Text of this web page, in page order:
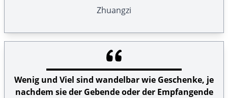
Zhuangzi
Wenig und Viel sind wandelbar wie Geschenke, je
nachdem sie der Gebende oder der Empfangende